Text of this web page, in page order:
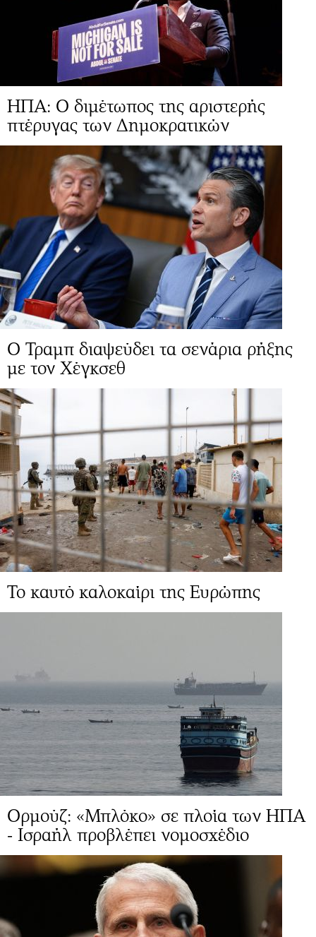
ΗΠΑ: Ο διμέτωπος της αριστερής
πτέρυγας των Δημοκρατικών
Ο Τραμπ διαψεύδει τα σενάρια ρήξης
με τον Χέγκσεθ
Το καυτό καλοκαίρι της Ευρώπης
Ορμούζ: «Μπλόκο» σε πλοία των ΗΠΑ
- Ισραήλ προβλέπει νομοσχέδιο